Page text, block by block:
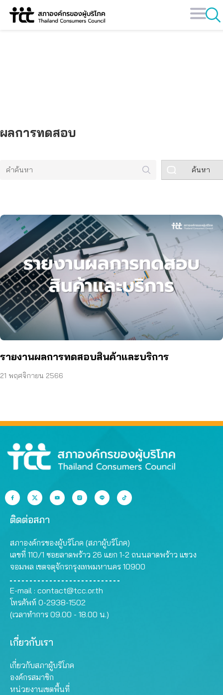
Skip
ผลการทดสอบ
ค้นหา
รายงานผลการทดสอบสินค้าและบริการ
21 พฤศจิกายน 2566
ติดต่อสภา
สภาองค์กรของผู้บริโภค (สภาผู้บริโภค)
เลขที่ 110/1 ซอยลาดพร้าว 26 แยก 1-2 ถนนลาดพร้าว แขวง
จอมพล เขตจตุจักรกรุงเทพมหานคร 10900
E-mail : contact@tcc.or.th
โทรศัพท์ 0-2938-1502
(เวลาทำการ 09.00 - 18.00 น.)
เกี่ยวกับเรา
เกี่ยวกับสภาผู้บริโภค
องค์กรสมาชิก
หน่วยงานเขตพื้นที่